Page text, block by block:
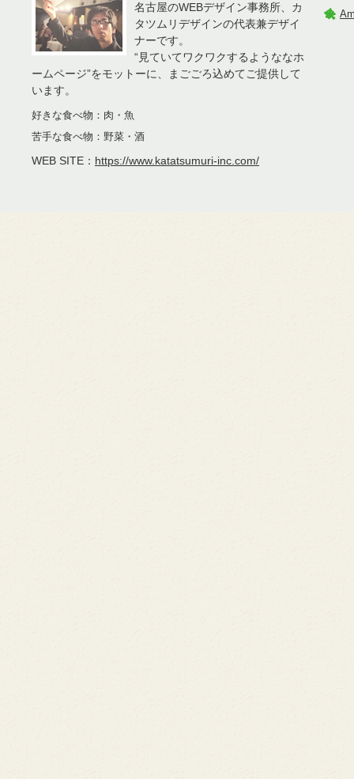
名古屋のWEBデザイン事務所、カ
タツムリデザインの代表兼デザイ
ナーです。
“見ていてワクワクするようななホ
ームページ”をモットーに、まごごろ込めてご提供して
います。
好きな食べ物：肉・魚
苦手な食べ物：野菜・酒
WEB SITE： https://www.katatsumuri-inc.com/